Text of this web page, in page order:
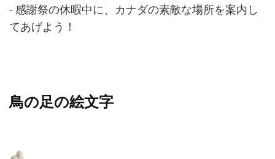
- 感謝祭の休暇中に、カナダの素敵な場所を案内し
てあげよう！
鳥の足の絵文字